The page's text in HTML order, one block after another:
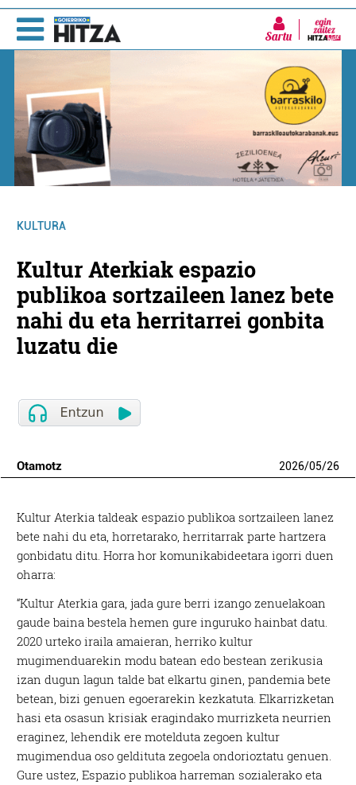
Sartu
KULTURA
Kultur Aterkiak espazio
publikoa sortzaileen lanez bete
nahi du eta herritarrei gonbita
luzatu die
Otamotz 2026/05/26
Kultur Aterkia taldeak espazio publikoa sortzaileen lanez
bete nahi du eta, horretarako, herritarrak parte hartzera
gonbidatu ditu. Horra hor komunikabideetara igorri duen
oharra:
“Kultur Aterkia gara, jada gure berri izango zenuelakoan
gaude baina bestela hemen gure inguruko hainbat datu.
2020 urteko iraila amaieran, herriko kultur
mugimenduarekin modu batean edo bestean zerikusia
izan dugun lagun talde bat elkartu ginen, pandemia bete
betean, bizi genuen egoerarekin kezkatuta. Elkarrizketan
hasi eta osasun krisiak eragindako murrizketa neurrien
eraginez, lehendik ere motelduta zegoen kultur
mugimendua oso geldituta zegoela ondorioztatu genuen.
Gure ustez, Espazio publikoa harreman sozialerako eta